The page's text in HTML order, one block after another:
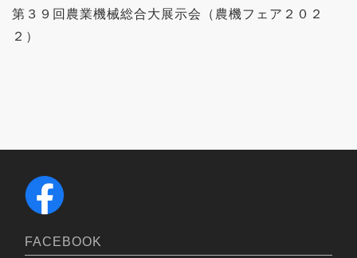
第３９回農業機械総合大展示会（農機フェア２０２
２）
FACEBOOK